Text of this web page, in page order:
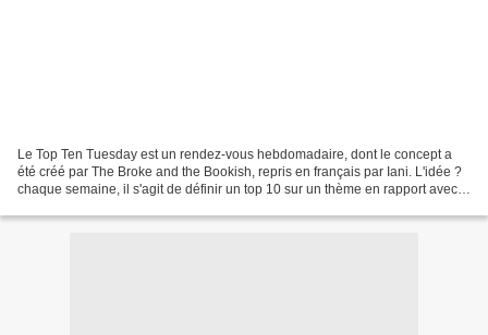
Le Top Ten Tuesday est un rendez-vous hebdomadaire, dont le concept a
été créé par The Broke and the Bookish, repris en français par Iani. L'idée ?
chaque semaine, il s'agit de définir un top 10 sur un thème en rapport avec